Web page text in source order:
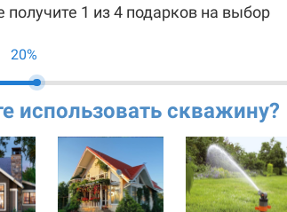
получите 1 из 4 подарков на выбор
20%
использовать скважину?